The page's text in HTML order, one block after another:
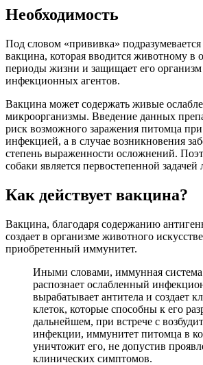
Необходимость
Под словом «прививка» подразумевается
вакцина, которая вводится животному в
периоды жизни и защищает его организм
инфекционных агентов.
Вакцина может содержать живые
микроорганизмы. Введение данных
риск возможного заражения питомца при
инфекцией, а в случае возникновения
степень выраженности осложнений.
собаки является первостепенной
Как действует вакцина?
Вакцина, благодаря содержанию
создает в организме животного
приобретенный иммунитет.
Иными словами, иммунная система
распознает ослабленный
вырабатывает антитела и создает
клеток, которые способны к его
дальнейшем, при встрече с
инфекции, иммунитет питомца в
уничтожит его, не допустив
клинических симптомов.